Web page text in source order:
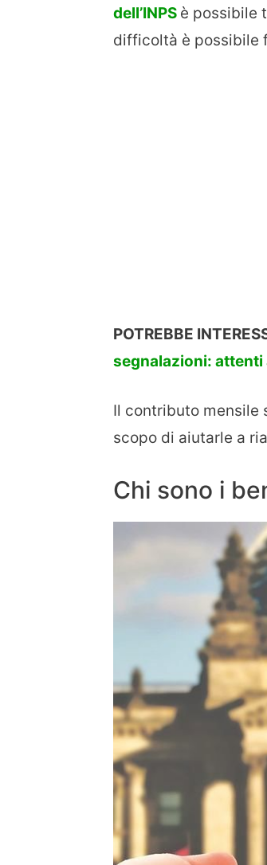
dell’INPS è possibile
difficoltà è possibile
POTREBBE
segnalazioni: attenti
Il contributo mensile
scopo di aiutarle a
Chi sono i